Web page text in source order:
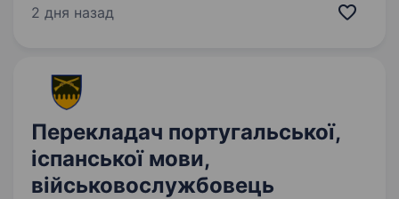
2 дня назад
Перекладач португальської,
іспанської мови,
військовослужбовець